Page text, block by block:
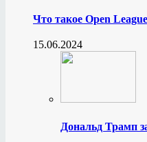
Что такое Open
15.06.2024
Дональд Трамп